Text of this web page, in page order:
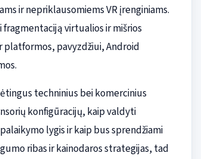
ir nepriklausomiems VR įrenginiams.
virtualios ir mišrios
platformos, pavyzdžiui, Android
techninius bei komercinius
konfigūracijų, kaip valdyti
lygis ir kaip bus sprendžiami
ribas ir kainodaros strategijas, tad